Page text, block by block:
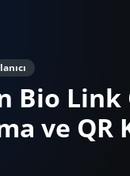
Bio Link
ve QR